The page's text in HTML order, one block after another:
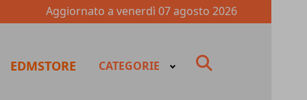
Aggiornato a venerdì 07 agosto 2026
EDMSTORE CATEGORIE